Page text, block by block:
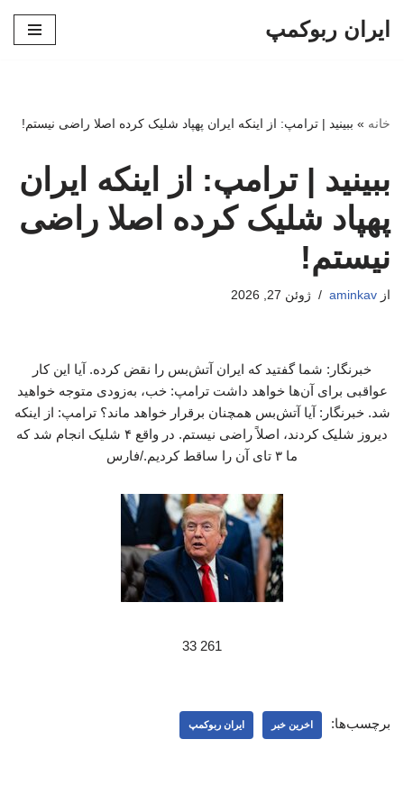
ایران ربوکمپ
خانه » ببینید | ترامپ: از اینکه ایران پهپاد شلیک کرده اصلا راضی نیستم!
ببینید | ترامپ: از اینکه ایران
پهپاد شلیک کرده اصلا راضی
نیستم!
از aminkav ژوئن 27, 2026
خبرنگار: شما گفتید که ایران آتش‌بس را نقض کرده. آیا این کار
عواقبی برای آن‌ها خواهد داشت ترامپ: خب، به‌زودی متوجه خواهید
شد. خبرنگار: آیا آتش‌بس همچنان برقرار خواهد ماند؟ ترامپ: از اینکه
دیروز شلیک کردند، اصلاً راضی نیستم. در واقع ۴ شلیک انجام شد که
ما ۳ تای آن‌ را ساقط کردیم./فارس
261 33
برچسب‌ها: اخرین خبر ایران ربوکمپ